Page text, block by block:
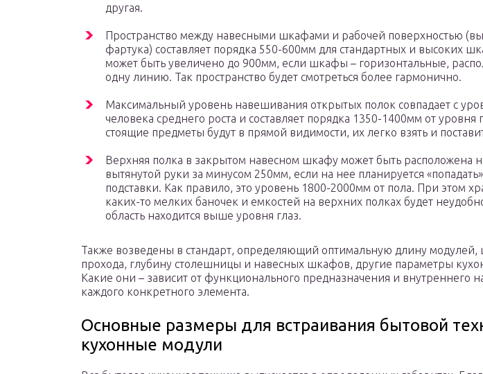
другая.
Пространство между навесными шкафами и рабочей поверхностью
фартука) составляет порядка 550-600мм для стандартных и высоких
может быть увеличено до 900мм, если шкафы – горизонтальные,
одну линию. Так пространство будет смотреться более гармонично.
Максимальный уровень навешивания открытых полок совпадает с
человека среднего роста и составляет порядка 1350-1400мм от уровня
стоящие предметы будут в прямой видимости, их легко взять и
Верхняя полка в закрытом навесном шкафу может быть расположена
вытянутой руки за минусом 250мм, если на нее планируется
подставки. Как правило, это уровень 1800-2000мм от пола. При этом
каких-то мелких баночек и емкостей на верхних полках будет
область находится выше уровня глаз.
Также возведены в стандарт, определяющий оптимальную длину
прохода, глубину столешницы и навесных шкафов, другие параметры
Какие они – зависит от функционального предназначения и внутреннего
каждого конкретного элемента.
Основные размеры для встраивания бытовой
кухонные модули